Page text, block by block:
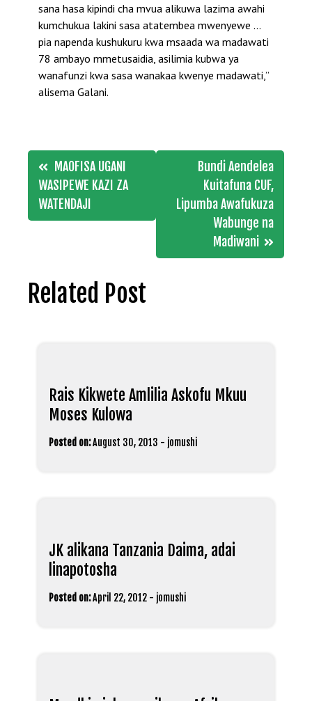
sana hasa kipindi cha mvua alikuwa lazima awahi
kumchukua lakini sasa atatembea mwenyewe …
pia napenda kushukuru kwa msaada wa madawati
78 ambayo mmetusaidia, asilimia kubwa ya
wanafunzi kwa sasa wanakaa kwenye madawati,”
alisema Galani.
Post
navigation
MAOFISA UGANI
WASIPEWE KAZI ZA
WATENDAJI
Bundi Aendelea
Kuitafuna CUF,
Lipumba Awafukuza
Wabunge na
Madiwani
Related Post
Rais Kikwete Amlilia Askofu Mkuu
Moses Kulowa
Posted on:August 30, 2013 - jomushi
JK alikana Tanzania Daima, adai
linapotosha
Posted on:April 22, 2012 - jomushi